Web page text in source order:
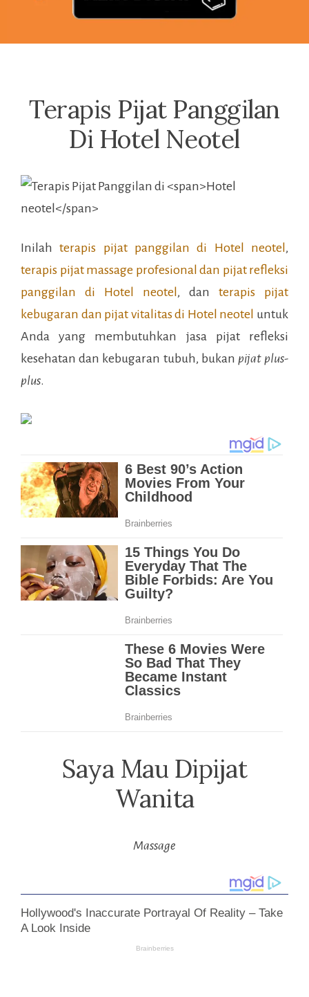
Terapis Pijat Panggilan
Di Hotel Neotel
Inilahterapis pijat panggilan di Hotel neotel ,
terapis pijat massage profesional dan pijat refleksi
panggilan di Hotel neotel , dan terapis pijat
kebugaran dan pijat vitalitas di Hotel neotel untuk
Anda yang membutuhkan jasa pijat refleksi
kesehatan dan kebugaran tubuh, bukan pijat plus-
plus.
Saya Mau Dipijat
Wanita
Massage